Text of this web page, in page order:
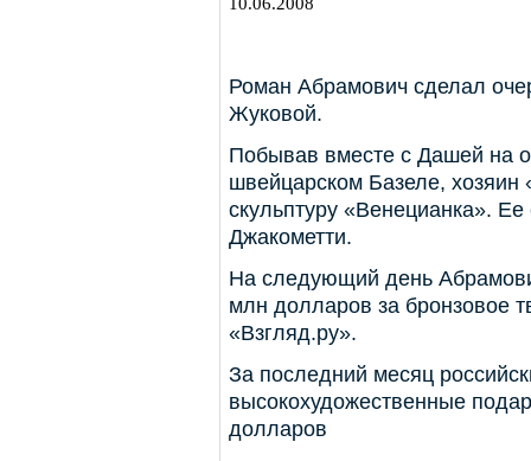
Роман Абрамович сделал
Жуковой.
Побывав вместе с Дашей на
швейцарском Базеле, хозяин
скульптуру «Венецианка».
Джакометти.
На следующий день
млн долларов за бронзовое
«Взгляд.ру».
За последний месяц
высокохудожественные
долларов